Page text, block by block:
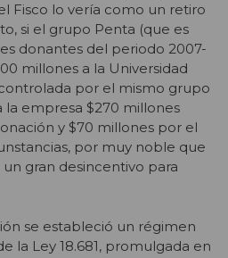
Fisco lo vería como un retiro
si el grupo Penta (que es
donantes del periodo 2007-
millones a la Universidad
por el mismo grupo
la empresa $270 millones
y $70 millones por el
por muy noble que
gran desincentivo para
se estableció un régimen
la Ley 18.681, promulgada en